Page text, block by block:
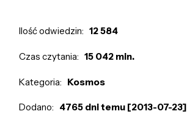
Ilość odwiedzin: 12 584
Czas czytania: 15 042 min.
Kategoria: Kosmos
Dodano: 4765 dni temu [2013-07-23]